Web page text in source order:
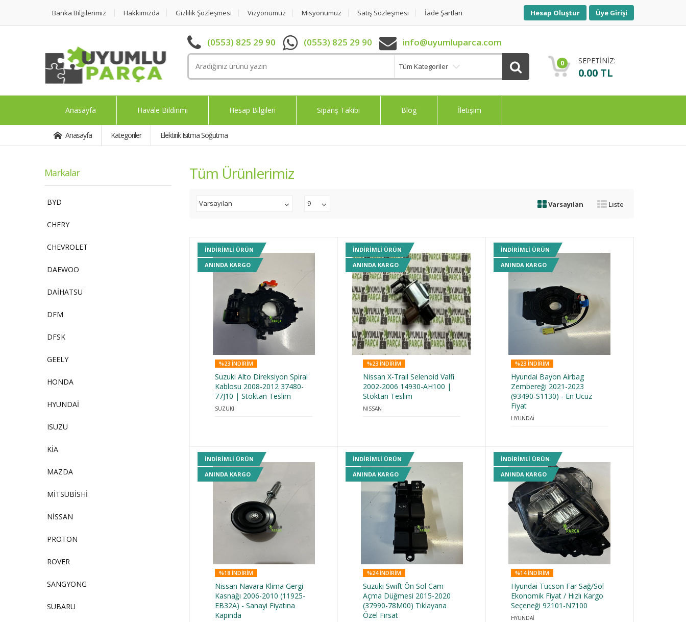
Banka Bilgilerimiz Hakkımızda Gizlilik Şözleşmesi Vizyonumuz Misyonumuz Satış Sözleşmesi İade Şartları Hesap Oluştur Üye Girişi
(0553) 825 29 90 (0553) 825 29 90 info@uyumluparca.com
Tüm Kategoriler 0 SEPETİNİZ:
0.00 TL
Anasayfa Havale Bildirimi Hesap Bilgileri Sipariş Takibi Blog İletişim
Anasayfa Kategoriler Elektirik Isıtma Soğutma
Markalar
BYD
CHERY
CHEVROLET
DAEWOO
DAİHATSU
DFM
DFSK
GEELY
HONDA
HYUNDAİ
ISUZU
KİA
MAZDA
MİTSUBİSHİ
NİSSAN
PROTON
ROVER
SANGYONG
SUBARU
Tüm Ürünlerimiz
Varsayılan 9 Varsayılan Liste
INDIRIMLI ÜRÜN
ANINDA KARGO
%23 INDIRIM
Suzuki Alto Direksiyon Spiral
Kablosu 2008-2012 37480-
77J10 | Stoktan Teslim
SUZUKİ
INDIRIMLI ÜRÜN
ANINDA KARGO
%23 INDIRIM
Nissan X-Trail Selenoid Valfi
2002-2006 14930-AH100 |
Stoktan Teslim
NİSSAN
INDIRIMLI ÜRÜN
ANINDA KARGO
%23 INDIRIM
Hyundai Bayon Airbag
Zembereği 2021-2023
(93490-S1130) - En Ucuz
Fiyat
HYUNDAİ
INDIRIMLI ÜRÜN
ANINDA KARGO
%18 INDIRIM
Nissan Navara Klima Gergi
Kasnağı 2006-2010 (11925-
EB32A) - Sanayi Fiyatına
Kapında
INDIRIMLI ÜRÜN
ANINDA KARGO
%24 INDIRIM
Suzuki Swift Ön Sol Cam
Açma Düğmesi 2015-2020
(37990-78M00) Tıklayana
Özel Fırsat
INDIRIMLI ÜRÜN
ANINDA KARGO
%14 INDIRIM
Hyundai Tucson Far Sağ/Sol
Ekonomik Fiyat / Hızlı Kargo
Seçeneği 92101-N7100
HYUNDAİ